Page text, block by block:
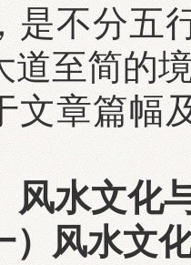
是不分五
道至简的
章篇幅及
风水文化
水文化